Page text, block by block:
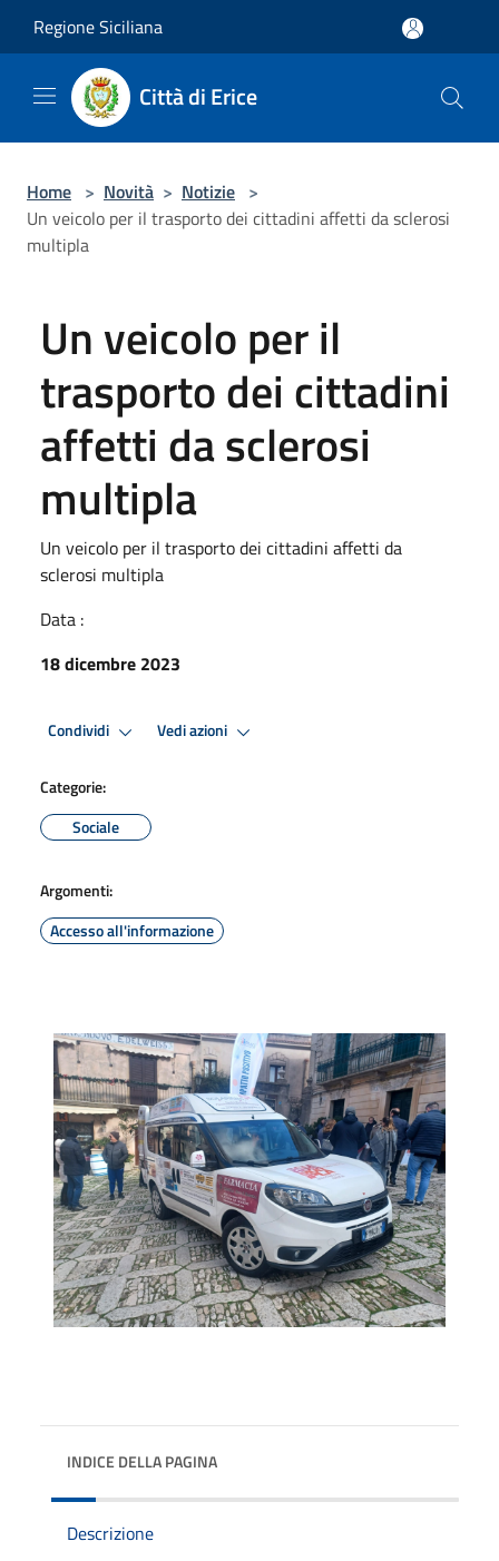
Regione Siciliana
Città di Erice
Home > Novità > Notizie >
Un veicolo per il trasporto dei cittadini affetti da sclerosi
multipla
Un veicolo per il
trasporto dei cittadini
affetti da sclerosi
multipla
Un veicolo per il trasporto dei cittadini affetti da
sclerosi multipla
Data :
18 dicembre 2023
Condividi Vedi azioni
Categorie:
Sociale
Argomenti:
Accesso all'informazione
INDICE DELLA PAGINA
Descrizione